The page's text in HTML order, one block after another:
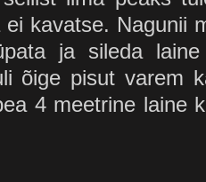
kavatse. Nagunii
ja sileda
õige pisut varem
4 meetrine laine